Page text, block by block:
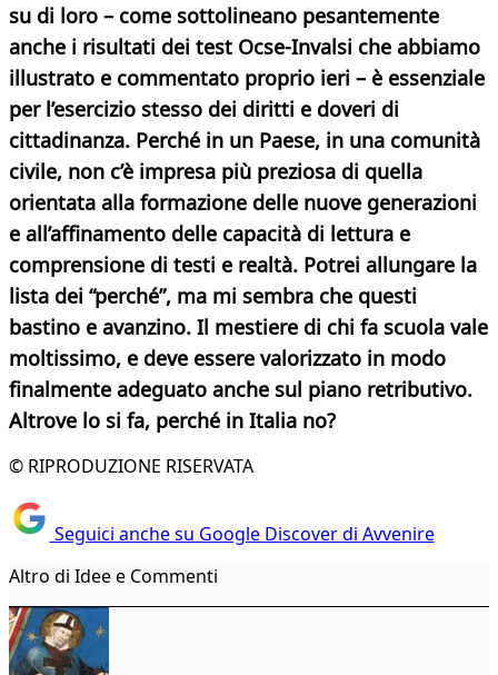
su di loro – come sottolineano pesantemente
anche i risultati dei test Ocse-Invalsi che abbiamo
illustrato e commentato proprio ieri – è essenziale
per l’esercizio stesso dei diritti e doveri di
cittadinanza. Perché in un Paese, in una comunità
civile, non c’è impresa più preziosa di quella
orientata alla formazione delle nuove generazioni
e all’affinamento delle capacità di lettura e
comprensione di testi e realtà. Potrei allungare la
lista dei “perché”, ma mi sembra che questi
bastino e avanzino. Il mestiere di chi fa scuola vale
moltissimo, e deve essere valorizzato in modo
finalmente adeguato anche sul piano retributivo.
Altrove lo si fa, perché in Italia no?
© RIPRODUZIONE RISERVATA
Seguici anche su Google Discover di Avvenire
Altro di Idee e Commenti